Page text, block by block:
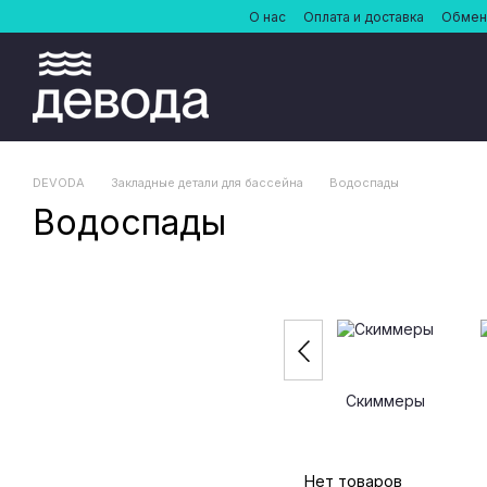
Перейти к основному контентуО нас Оплата и доставка Обмен
DEVODA Закладные детали для бассейна Водоспады
Водоспады
Скиммеры
Нет товаров